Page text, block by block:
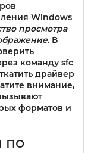
Windows
просмотра
. В
команду sfc
драйвер
внимание,
форматов и
по